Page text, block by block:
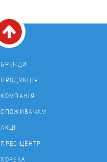
БРЕНДИ
ПРОДУКЦІЯ
КОМПАНІЯ
СПОЖИВАЧАМ
АКЦІЇ
ПРЕС-ЦЕНТР
ХОРЕКА